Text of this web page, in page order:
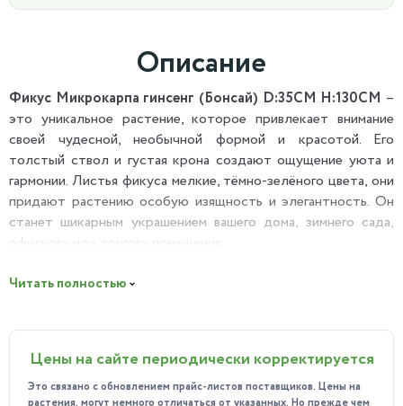
Описание
Фикус Микрокарпа гинсенг (Бонсай) D:35CM H:130CM –
это уникальное растение, которое привлекает внимание
своей чудесной, необычной формой и красотой. Его
толстый ствол и густая крона создают ощущение уюта и
гармонии. Листья фикуса мелкие, тёмно-зелёного цвета, они
придают растению особую изящность и элегантность. Он
станет шикарным украшением вашего дома, зимнего сада,
офисного или другого помещения.
Может использоваться в народной медицине для лечения
некоторых заболеваний, благодаря своим биологически
активным веществам.
Создаёт особую атмосферу для настроения.
Читать полностью
Цены на сайте периодически корректируется
Это связано с обновлением прайс-листов поставщиков. Цены на
растения, могут немного отличаться от указанных. Но прежде чем